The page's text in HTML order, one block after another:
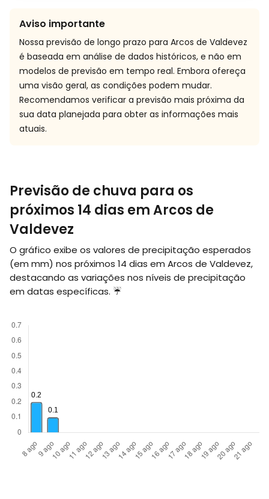
Aviso importante
Nossa previsão de longo prazo para Arcos de Valdevez
é baseada em análise de dados históricos, e não em
modelos de previsão em tempo real. Embora ofereça
uma visão geral, as condições podem mudar.
Recomendamos verificar a previsão mais próxima da
sua data planejada para obter as informações mais
atuais.
Previsão de chuva para os
próximos 14 dias em Arcos de
Valdevez
O gráfico exibe os valores de precipitação esperados
(em mm) nos próximos 14 dias em Arcos de Valdevez,
destacando as variações nos níveis de precipitação
em datas específicas. ☔